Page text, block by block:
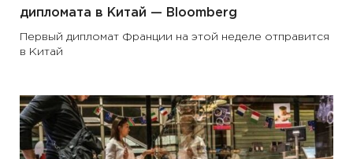
дипломата в Китай — Вloomberg
Первый дипломат Франции на этой неделе отправится
в Китай